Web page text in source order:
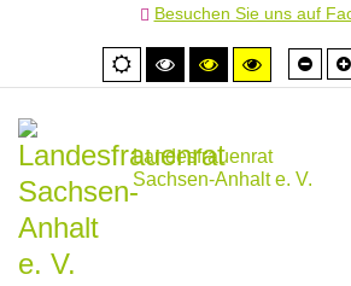
Besuchen Sie uns auf
Normale
Ansicht
Hoher
Kontrast
Hoher
Kontrast
Hoher
Kontrast
Landesfrauenrat
Sachsen-Anhalt e. V.